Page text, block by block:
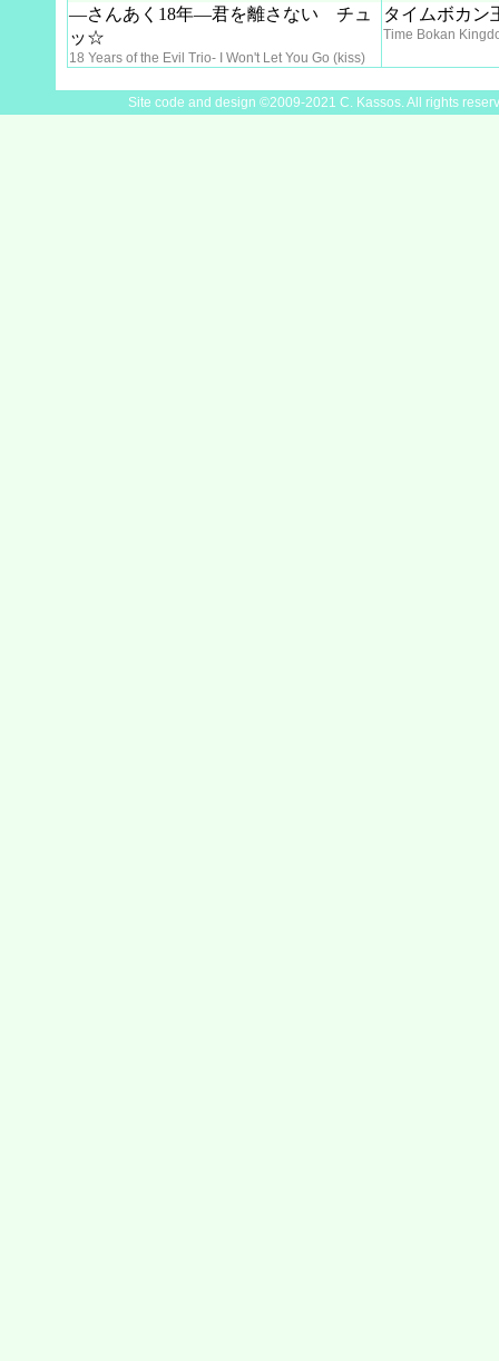
―さんあく18年―君を離さない チュ
ッ☆
18 Years of the Evil Trio- I Won't Let You Go (kiss)
タイムボカン
Time Bokan
Site code and design ©2009-2021 C. Kassos. All rights